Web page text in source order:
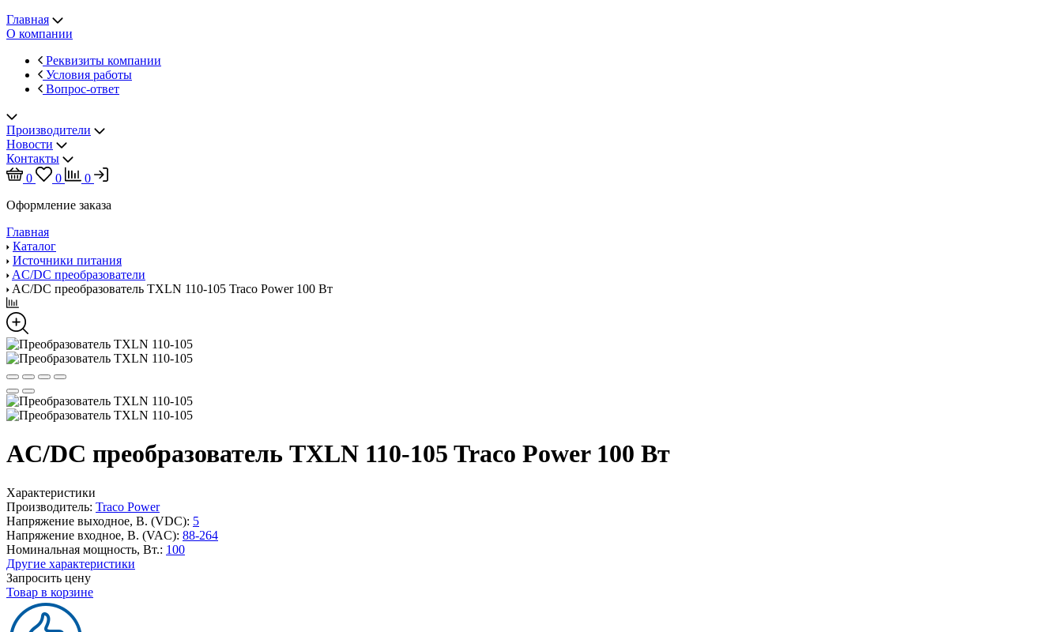
Главная
О компании
Реквизиты компании
Условия работы
Вопрос-ответ
Производители
Новости
Контакты
0
0
0
Оформление заказа
Главная
Каталог
Источники питания
AC/DC преобразователи
AC/DC преобразователь TXLN 110-105 Traco Power 100 Вт
AC/DC преобразователь TXLN 110-105 Traco Power 100 Вт
Характеристики
Производитель: Traco Power
Напряжение выходное, В. (VDC): 5
Напряжение входное, В. (VAC): 88-264
Номинальная мощность, Вт.: 100
Другие характеристики
Запросить цену
Товар в корзине